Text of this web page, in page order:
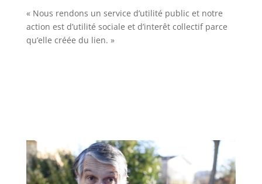
« Nous rendons un service d’utilité public et notre
action est d’utilité sociale et d’interêt collectif parce
qu’elle créée du lien. »